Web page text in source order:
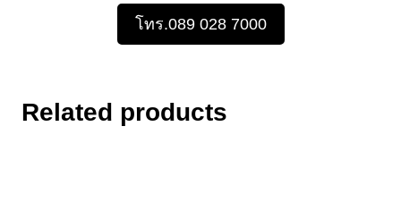
โทร.089 028 7000
Related products